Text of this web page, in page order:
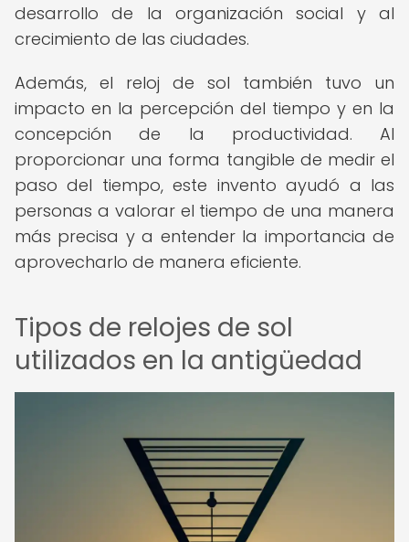
desarrollo de la organización social y al
crecimiento de las ciudades.
Además, el reloj de sol también tuvo un
impacto en la percepción del tiempo y en la
concepción de la productividad. Al
proporcionar una forma tangible de medir el
paso del tiempo, este invento ayudó a las
personas a valorar el tiempo de una manera
más precisa y a entender la importancia de
aprovecharlo de manera eficiente.
Tipos de relojes de sol
utilizados en la antigüedad